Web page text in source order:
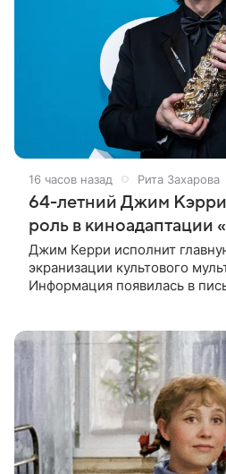
16 часов назад Рита Захарова
64-летний Джим Кэрри
роль в киноадаптации
Джим Керри исполнит
экранизации культового
Информация появилась в